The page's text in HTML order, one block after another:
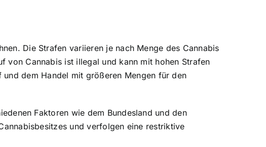
Die Strafen variieren je nach Menge des Cannabis
von Cannabis ist illegal und kann mit hohen Strafen
dem Handel mit größeren Mengen für den
Faktoren wie dem Bundesland und den
und verfolgen eine restriktive